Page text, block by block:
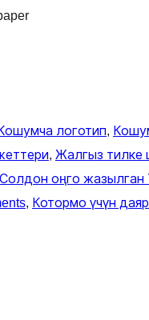
Кошумча логотип,
, Жалгыз тилке
Солдон оңго
, Котормо үчүн даяр